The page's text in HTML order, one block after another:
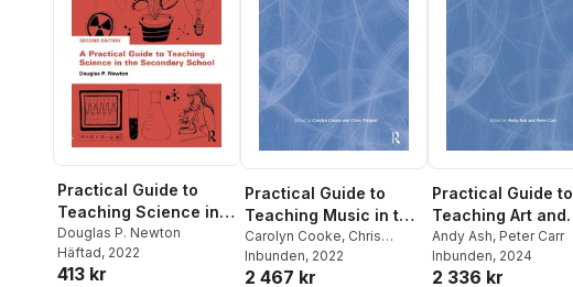
Practical Guide to
Teaching Science in
the Secondary School
Douglas P. Newton
Häftad, 2022
413 kr
Practical Guide to
Teaching Music in the
Secondary School
Carolyn Cooke, Chris
Philpott
Inbunden, 2022
2 467 kr
Practical Guide to
Teaching Art and
Design in the
Secondary School
Andy Ash, Peter Carr
Inbunden, 2024
2 336 kr